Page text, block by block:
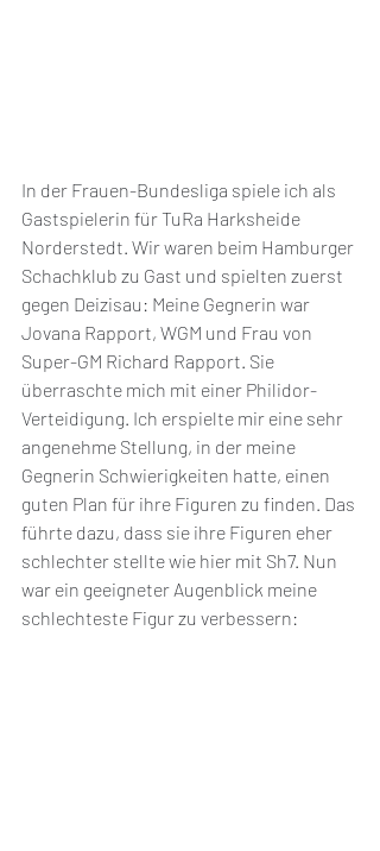
In der Frauen-Bundesliga spiele ich als
Gastspielerin für TuRa Harksheide
Norderstedt. Wir waren beim Hamburger
Schachklub zu Gast und spielten zuerst
gegen Deizisau: Meine Gegnerin war
Jovana Rapport, WGM und Frau von
Super-GM Richard Rapport. Sie
überraschte mich mit einer Philidor-
Verteidigung. Ich erspielte mir eine sehr
angenehme Stellung, in der meine
Gegnerin Schwierigkeiten hatte, einen
guten Plan für ihre Figuren zu finden. Das
führte dazu, dass sie ihre Figuren eher
schlechter stellte wie hier mit Sh7. Nun
war ein geeigneter Augenblick meine
schlechteste Figur zu verbessern: